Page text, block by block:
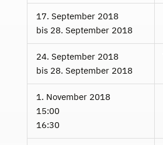
17. September 2018
bis 28. September 2018
24. September 2018
bis 28. September 2018
1. November 2018
15:00
16:30